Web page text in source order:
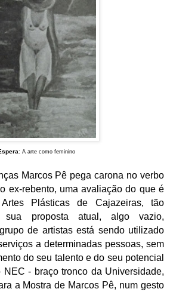
: A arte como feminino
Marcos Pê pega carona no verbo
ex-rebento, uma avaliação do que é
Plásticas de Cajazeiras, tão
sua proposta atual, algo vazio,
de artistas está sendo utilizado
a determinadas pessoas, sem
do seu talento e do seu potencial
NEC - braço tronco da Universidade,
a Mostra de Marcos Pê, num gesto